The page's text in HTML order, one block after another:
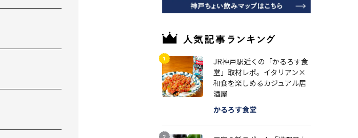
JR神戸駅近くの「かるろす食
堂」取材レポ。イタリアン×
和食を楽しめるカジュアル居
酒屋
かるろす食堂